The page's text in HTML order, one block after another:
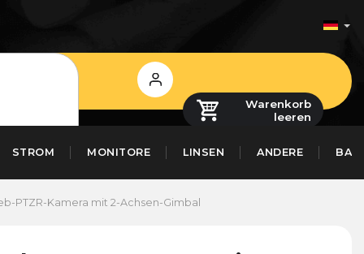
Login
Warenkorb
leeren
STROM MONITORE LINSEN ANDERE
PTZR-Kamera mit 2-Achsen-Gimbal